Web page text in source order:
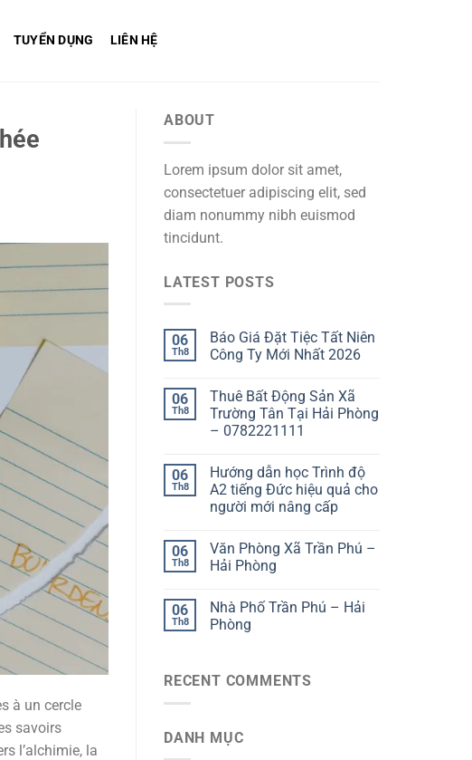
TUYỂN DỤNG LIÊN HỆ
à un cercle
savoirs
l’alchimie, la
ABOUT
Lorem ipsum dolor sit amet,
consectetuer adipiscing elit, sed
diam nonummy nibh euismod
tincidunt.
LATEST POSTS
06
Th8
Báo Giá Đặt Tiệc Tất Niên
Công Ty Mới Nhất 2026
06
Th8
Thuê Bất Động Sản Xã
Trường Tân Tại Hải Phòng
– 0782221111
06
Th8
Hướng dẫn học Trình độ
A2 tiếng Đức hiệu quả cho
người mới nâng cấp
06
Th8
Văn Phòng Xã Trần Phú –
Hải Phòng
06
Th8
Nhà Phố Trần Phú – Hải
Phòng
RECENT COMMENTS
DANH MỤC